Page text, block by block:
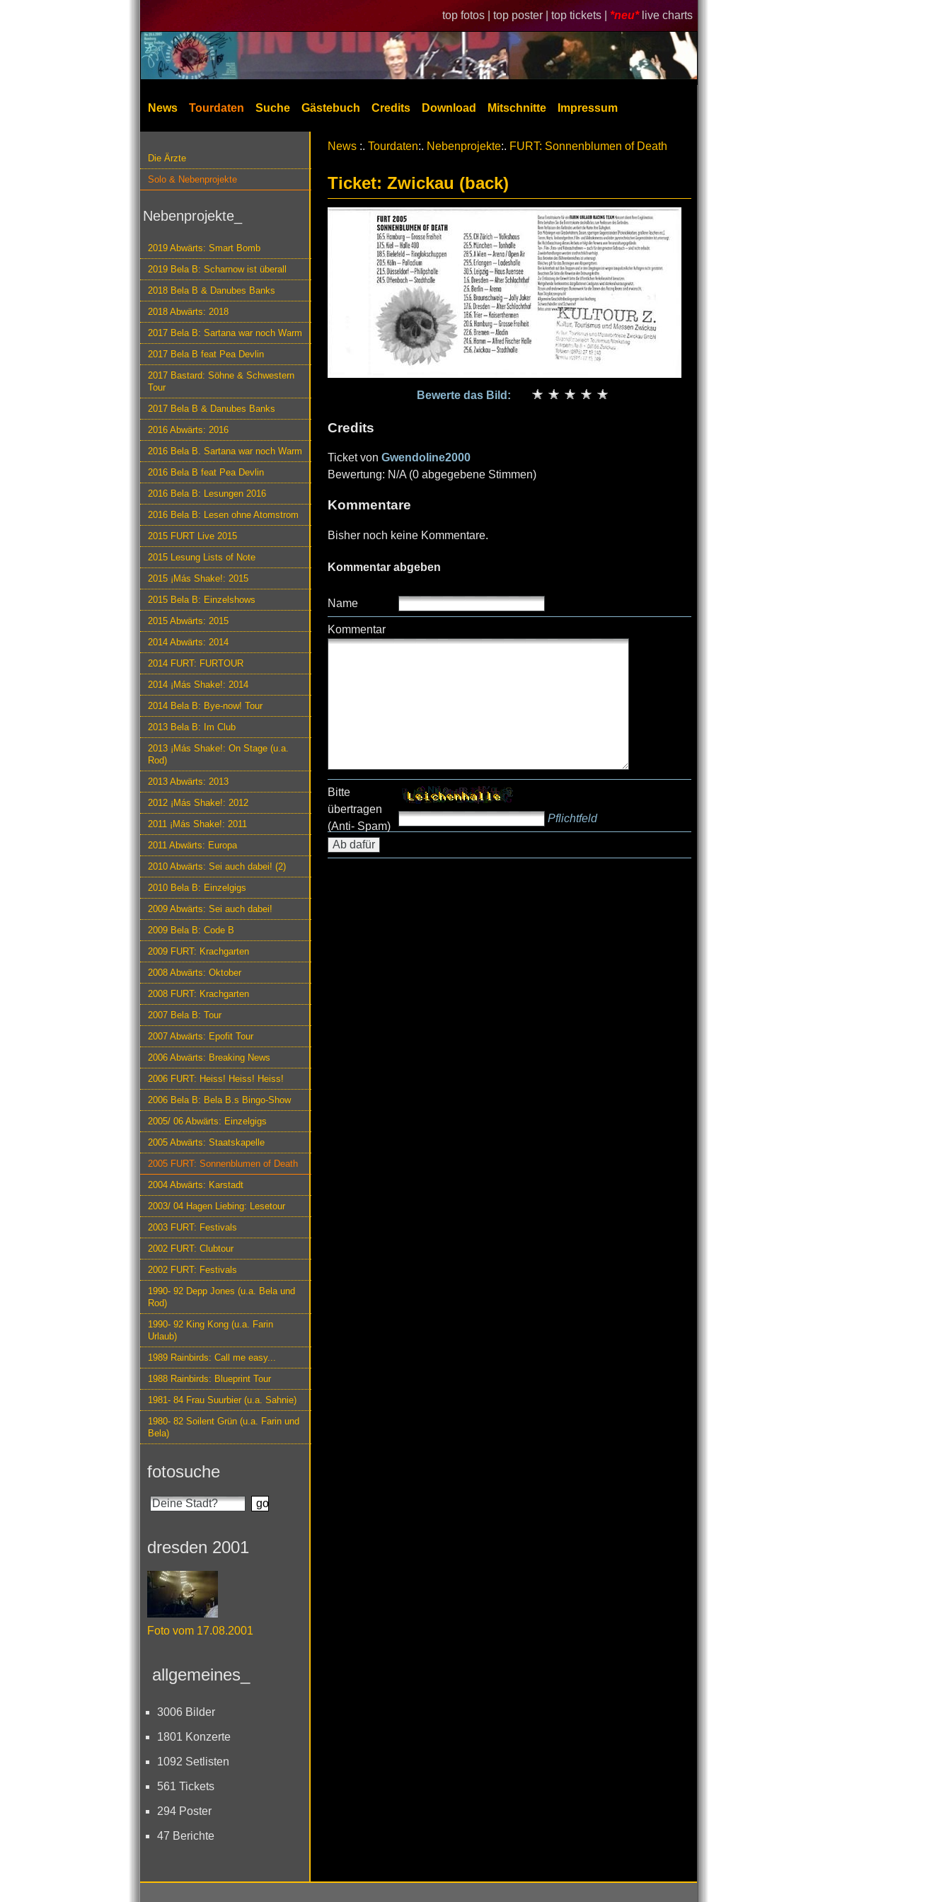
top fotos | top poster | top tickets | *neu* live charts
News Tourdaten Suche Gästebuch Credits Download Mitschnitte Impressum
Die Ärzte
Solo & Nebenprojekte
Nebenprojekte_
2019 Abwärts: Smart Bomb
2019 Bela B: Scharnow ist überall
2018 Bela B & Danubes Banks
2018 Abwärts: 2018
2017 Bela B: Sartana war noch Warm
2017 Bela B feat Pea Devlin
2017 Bastard: Söhne & Schwestern
Tour
2017 Bela B & Danubes Banks
2016 Abwärts: 2016
2016 Bela B. Sartana war noch Warm
2016 Bela B feat Pea Devlin
2016 Bela B: Lesungen 2016
2016 Bela B: Lesen ohne Atomstrom
2015 FURT Live 2015
2015 Lesung Lists of Note
2015 ¡Más Shake!: 2015
2015 Bela B: Einzelshows
2015 Abwärts: 2015
2014 Abwärts: 2014
2014 FURT: FURTOUR
2014 ¡Más Shake!: 2014
2014 Bela B: Bye-now! Tour
2013 Bela B: Im Club
2013 ¡Más Shake!: On Stage (u.a.
Rod)
2013 Abwärts: 2013
2012 ¡Más Shake!: 2012
2011 ¡Más Shake!: 2011
2011 Abwärts: Europa
2010 Abwärts: Sei auch dabei! (2)
2010 Bela B: Einzelgigs
2009 Abwärts: Sei auch dabei!
2009 Bela B: Code B
2009 FURT: Krachgarten
2008 Abwärts: Oktober
2008 FURT: Krachgarten
2007 Bela B: Tour
2007 Abwärts: Epofit Tour
2006 Abwärts: Breaking News
2006 FURT: Heiss! Heiss! Heiss!
2006 Bela B: Bela B.s Bingo-Show
2005/ 06 Abwärts: Einzelgigs
2005 Abwärts: Staatskapelle
2005 FURT: Sonnenblumen of Death
2004 Abwärts: Karstadt
2003/ 04 Hagen Liebing: Lesetour
2003 FURT: Festivals
2002 FURT: Clubtour
2002 FURT: Festivals
1990- 92 Depp Jones (u.a. Bela und
Rod)
1990- 92 King Kong (u.a. Farin
Urlaub)
1989 Rainbirds: Call me easy...
1988 Rainbirds: Blueprint Tour
1981- 84 Frau Suurbier (u.a. Sahnie)
1980- 82 Soilent Grün (u.a. Farin und
Bela)
fotosuche
dresden 2001
Foto vom 17.08.2001
allgemeines_
3006 Bilder
1801 Konzerte
1092 Setlisten
561 Tickets
294 Poster
47 Berichte
News :. Tourdaten:. Nebenprojekte:. FURT: Sonnenblumen of Death
Ticket: Zwickau (back)
Bewerte das Bild:
Credits
Ticket von Gwendoline2000
Bewertung: N/A (0 abgegebene Stimmen)
Kommentare
Bisher noch keine Kommentare.
Kommentar abgeben
Name
Kommentar
Bitte
übertragen
(Anti- Spam)
Pflichtfeld